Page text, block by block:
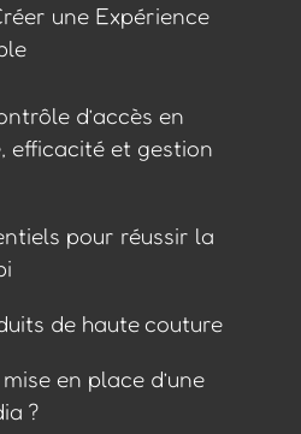
une Expérience
d’accès en
efficacité et gestion
pour réussir la
de haute couture
en place d’une
?